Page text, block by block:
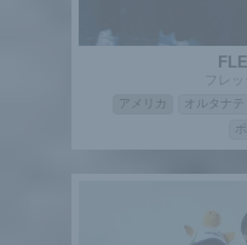
フレ
アメリカ オルタナテ